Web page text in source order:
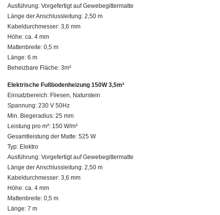
Ausführung: Vorgefertigt auf Gewebegittermatte
Länge der Anschlussleitung: 2,50 m
Kabeldurchmesser: 3,6 mm
Höhe: ca. 4 mm
Mattenbreite: 0,5 m
Länge: 6 m
Beheizbare Fläche: 3m²
Elektrische Fußbodenheizung 150W 3,5m²
Einsatzbereich: Fliesen, Naturstein
Spannung: 230 V 50Hz
Min. Biegeradius: 25 mm
Leistung pro m²: 150 W/m²
Gesamtleistung der Matte: 525 W
Typ: Elektro
Ausführung: Vorgefertigt auf Gewebegittermatte
Länge der Anschlussleitung: 2,50 m
Kabeldurchmesser: 3,6 mm
Höhe: ca. 4 mm
Mattenbreite: 0,5 m
Länge: 7 m